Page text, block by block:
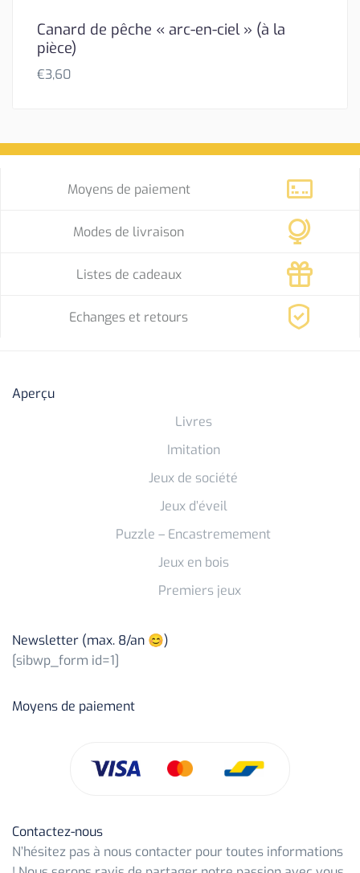
Canard de pêche « arc-en-ciel » (à la
pièce)
€3,60
Moyens de paiement
Modes de livraison
Listes de cadeaux
Echanges et retours
Aperçu
Livres
Imitation
Jeux de société
Jeux d’éveil
Puzzle – Encastremement
Jeux en bois
Premiers jeux
Newsletter (max. 8/an 😊)
[sibwp_form id=1]
Moyens de paiement
Contactez-nous
N’hésitez pas à nous contacter pour toutes informations